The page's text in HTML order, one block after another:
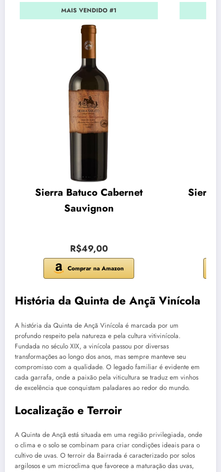
MAIS VENDIDO #1
Sierra Batuco Cabernet
Sauvignon
R$49,00
Comprar na Amazon
Sierra
História da Quinta de Ançã Vinícola
A história da Quinta de Ançã Vinícola é marcada por um
profundo respeito pela natureza e pela cultura vitivinícola.
Fundada no século XIX, a vinícola passou por diversas
transformações ao longo dos anos, mas sempre manteve seu
compromisso com a qualidade. O legado familiar é evidente em
cada garrafa, onde a paixão pela viticultura se traduz em vinhos
de excelência que conquistam paladares ao redor do mundo.
Localização e Terroir
A Quinta de Ançã está situada em uma região privilegiada, onde
o clima e o solo se combinam para criar condições ideais para o
cultivo de uvas. O terroir da Bairrada é caracterizado por solos
argilosos e um microclima que favorece a maturação das uvas,